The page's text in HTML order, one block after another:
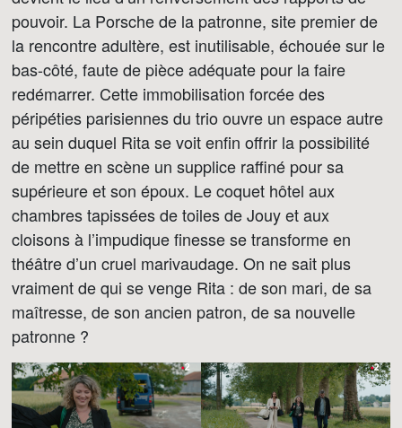
pouvoir. La Porsche de la patronne, site premier de
la rencontre adultère, est inutilisable, échouée sur le
bas-côté, faute de pièce adéquate pour la faire
redémarrer. Cette immobilisation forcée des
péripéties parisiennes du trio ouvre un espace autre
au sein duquel Rita se voit enfin offrir la possibilité
de mettre en scène un supplice raffiné pour sa
supérieure et son époux. Le coquet hôtel aux
chambres tapissées de toiles de Jouy et aux
cloisons à l’impudique finesse se transforme en
théâtre d’un cruel marivaudage. On ne sait plus
vraiment de qui se venge Rita : de son mari, de sa
maîtresse, de son ancien patron, de sa nouvelle
patronne ?